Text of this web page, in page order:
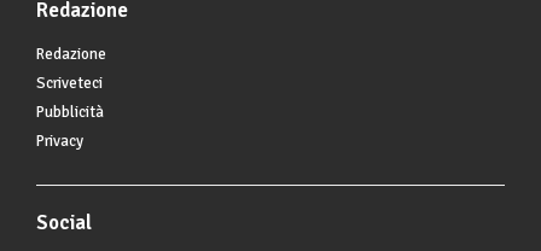
Redazione
Redazione
Scriveteci
Pubblicità
Privacy
Social